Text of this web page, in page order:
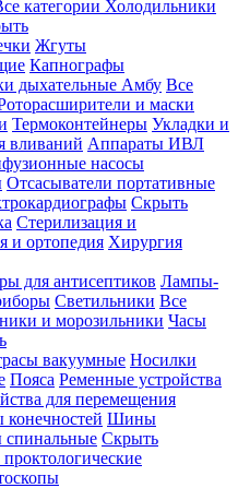
категории Холодильники
Жгуты
Капнографы
дыхательные Амбу Все
и маски
Термоконтейнеры Укладки и
вливаний Аппараты ИВЛ
насосы
Отсасыватели портативные
Скрыть
Стерилизация и
и ортопедия Хирургия
для антисептиков Лампы-
Светильники Все
и морозильники Часы
вакуумные Носилки
Пояса Ременные устройства
для перемещения
Шины
Скрыть